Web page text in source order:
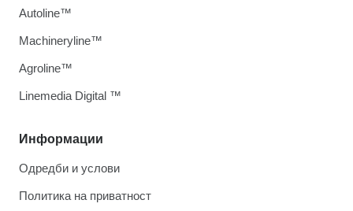
Информации
Одредби и услови
Политика на приватност
Autoline™
Machineryline™
Agroline™
Linemedia Digital ™